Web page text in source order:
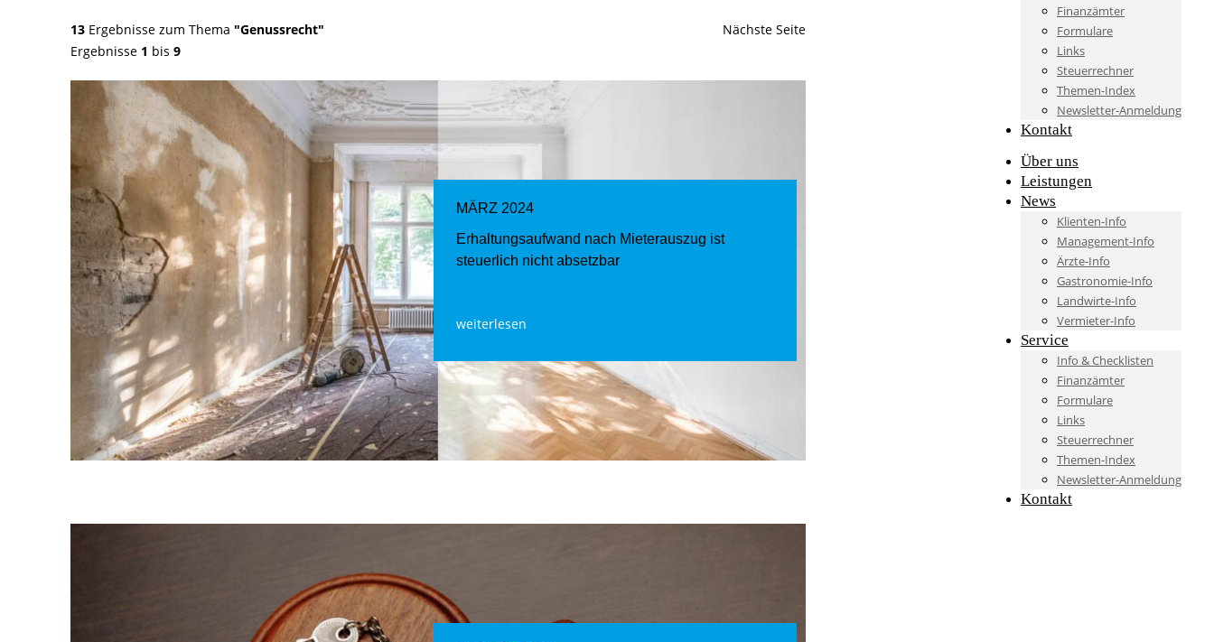
Finanzämter
Formulare
Links
Steuerrechner
Themen-Index
Newsletter-Anmeldung
Kontakt
Über uns
Leistungen
News
Klienten-Info
Management-Info
Ärzte-Info
Gastronomie-Info
Landwirte-Info
Vermieter-Info
Service
Info & Checklisten
Finanzämter
Formulare
Links
Steuerrechner
Themen-Index
Newsletter-Anmeldung
Kontakt
13 Ergebnisse zum Thema "Genussrecht"
Ergebnisse 1 bis 9
Nächste Seite
MÄRZ 2024
Erhaltungsaufwand nach Mieterauszug ist
steuerlich nicht absetzbar
weiterlesen